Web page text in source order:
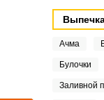
Ачма
Булочки
Заливной